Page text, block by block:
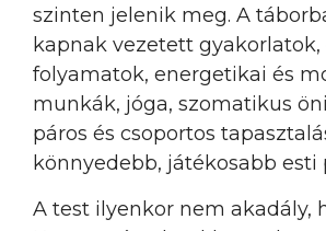
szinten jelenik meg. A
kapnak vezetett gyakorlatok,
folyamatok, energetikai és
munkák, jóga, szomatikus
páros és csoportos
könnyedebb, játékosabb esti
A test ilyenkor nem akadály,